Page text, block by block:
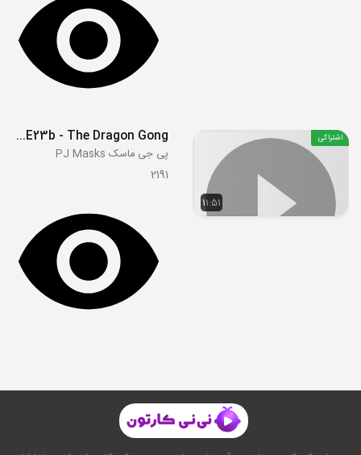
11:51
اشتراکی S02E23b - The Dragon Gong
پی جی ماسک PJ Masks
2191